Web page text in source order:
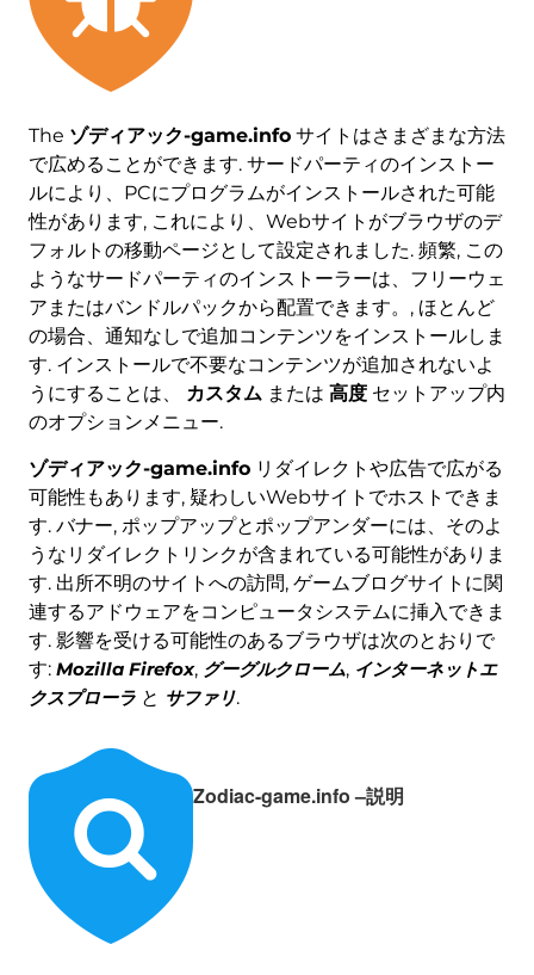
The ゾディアック-game.infoサイトはさまざまな方法
で広めることができます. サードパーティのインストー
ルにより、PCにプログラムがインストールされた可能
性があります, これにより、Webサイトがブラウザのデ
フォルトの移動ページとして設定されました. 頻繁, この
ようなサードパーティのインストーラーは、フリーウェ
アまたはバンドルパックから配置できます。, ほとんど
の場合、通知なしで追加コンテンツをインストールしま
す. インストールで不要なコンテンツが追加されないよ
うにすることは、 カスタムまたは 高度セットアップ内
のオプションメニュー.
ゾディアック-game.infoリダイレクトや広告で広がる
可能性もあります, 疑わしいWebサイトでホストできま
す. バナー, ポップアップとポップアンダーには、そのよ
うなリダイレクトリンクが含まれている可能性がありま
す. 出所不明のサイトへの訪問, ゲームブログサイトに関
連するアドウェアをコンピュータシステムに挿入できま
す. 影響を受ける可能性のあるブラウザは次のとおりで
す: Mozilla Firefox, グーグルクローム, インターネットエ
クスプローラと サファリ.
Zodiac-game.info –説明